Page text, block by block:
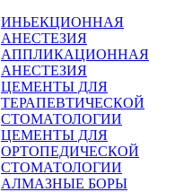
ИНЬЕКЦИОННАЯ
АНЕСТЕЗИЯ
АППЛИКАЦИОННАЯ
АНЕСТЕЗИЯ
ЦЕМЕНТЫ ДЛЯ
ТЕРАПЕВТИЧЕСКОЙ
СТОМАТОЛОГИИ
ЦЕМЕНТЫ ДЛЯ
ОРТОПЕДИЧЕСКОЙ
СТОМАТОЛОГИИ
АЛМАЗНЫЕ БОРЫ